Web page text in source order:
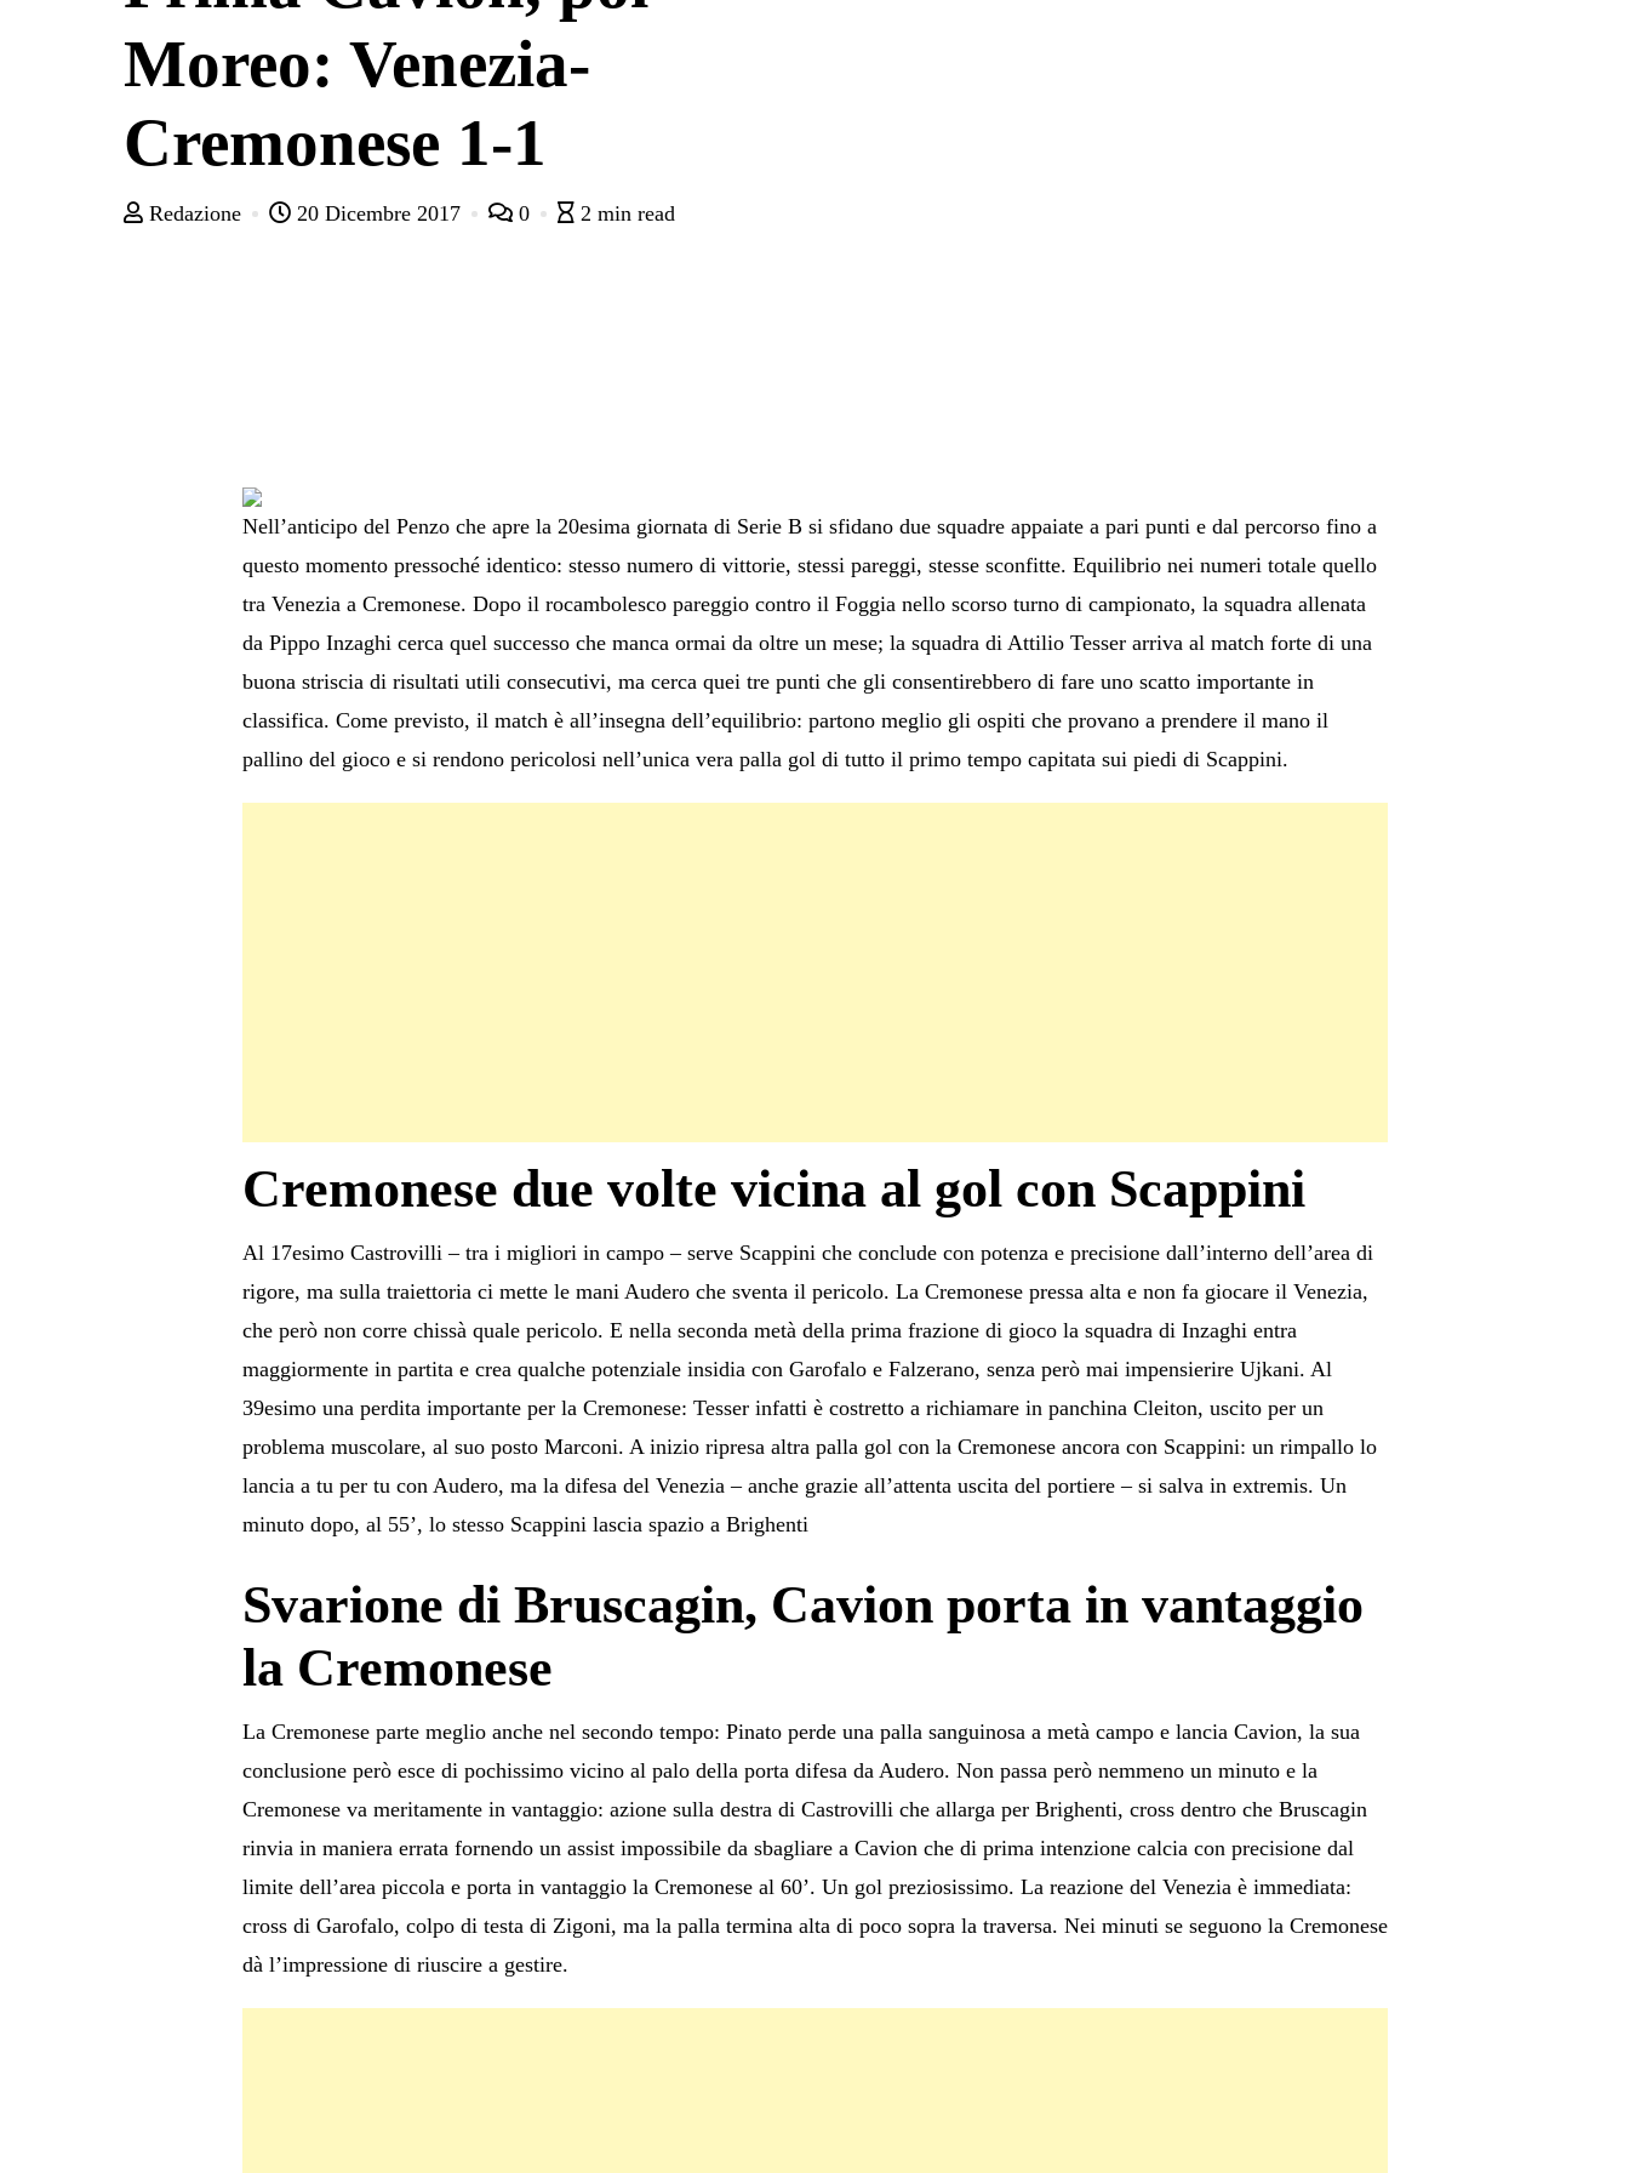
Moreo: Venezia-
Cremonese 1-1
Redazione 20 Dicembre 2017 0 2 min read
Nell’anticipo del Penzo che apre la 20esima giornata di Serie B si sfidano due squadre appaiate a pari punti e dal percorso fino a
questo momento pressoché identico: stesso numero di vittorie, stessi pareggi, stesse sconfitte. Equilibrio nei numeri totale quello
tra Venezia a Cremonese. Dopo il rocambolesco pareggio contro il Foggia nello scorso turno di campionato, la squadra allenata
da Pippo Inzaghi cerca quel successo che manca ormai da oltre un mese; la squadra di Attilio Tesser arriva al match forte di una
buona striscia di risultati utili consecutivi, ma cerca quei tre punti che gli consentirebbero di fare uno scatto importante in
classifica. Come previsto, il match è all’insegna dell’equilibrio: partono meglio gli ospiti che provano a prendere il mano il
pallino del gioco e si rendono pericolosi nell’unica vera palla gol di tutto il primo tempo capitata sui piedi di Scappini.
Cremonese due volte vicina al gol con Scappini
Al 17esimo Castrovilli – tra i migliori in campo – serve Scappini che conclude con potenza e precisione dall’interno dell’area di
rigore, ma sulla traiettoria ci mette le mani Audero che sventa il pericolo. La Cremonese pressa alta e non fa giocare il Venezia,
che però non corre chissà quale pericolo. E nella seconda metà della prima frazione di gioco la squadra di Inzaghi entra
maggiormente in partita e crea qualche potenziale insidia con Garofalo e Falzerano, senza però mai impensierire Ujkani. Al
39esimo una perdita importante per la Cremonese: Tesser infatti è costretto a richiamare in panchina Cleiton, uscito per un
problema muscolare, al suo posto Marconi. A inizio ripresa altra palla gol con la Cremonese ancora con Scappini: un rimpallo lo
lancia a tu per tu con Audero, ma la difesa del Venezia – anche grazie all’attenta uscita del portiere – si salva in extremis. Un
minuto dopo, al 55’, lo stesso Scappini lascia spazio a Brighenti
Svarione di Bruscagin, Cavion porta in vantaggio
la Cremonese
La Cremonese parte meglio anche nel secondo tempo: Pinato perde una palla sanguinosa a metà campo e lancia Cavion, la sua
conclusione però esce di pochissimo vicino al palo della porta difesa da Audero. Non passa però nemmeno un minuto e la
Cremonese va meritamente in vantaggio: azione sulla destra di Castrovilli che allarga per Brighenti, cross dentro che Bruscagin
rinvia in maniera errata fornendo un assist impossibile da sbagliare a Cavion che di prima intenzione calcia con precisione dal
limite dell’area piccola e porta in vantaggio la Cremonese al 60’. Un gol preziosissimo. La reazione del Venezia è immediata:
cross di Garofalo, colpo di testa di Zigoni, ma la palla termina alta di poco sopra la traversa. Nei minuti se seguono la Cremonese
dà l’impressione di riuscire a gestire.